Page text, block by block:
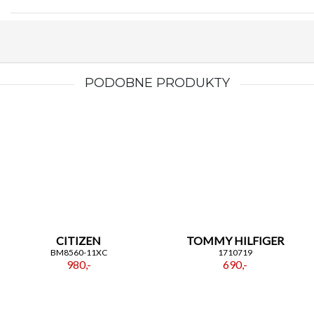
PODOBNE PRODUKTY
CITIZEN
BM8560-11XC
980,-
TOMMY HILFIGER
1710719
690,-